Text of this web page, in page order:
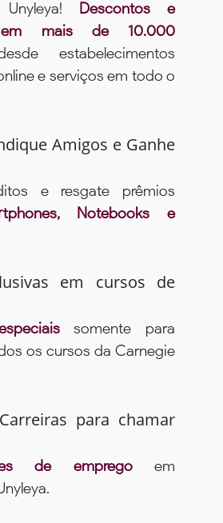
Descontos e
em mais de 10.000
estabelecimentos
e serviços em todo o
Amigos e Ganhe
e resgate prêmios
Notebooks e
em cursos de
somente para
os cursos da Carnegie
para chamar
de empregoem